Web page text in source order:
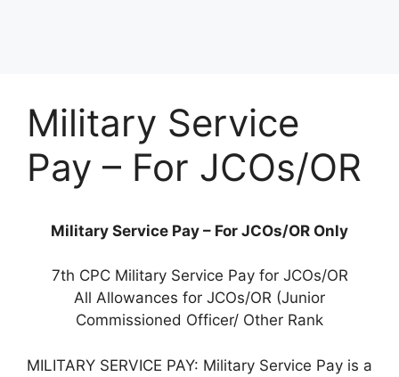
Military Service
Pay – For JCOs/OR
Military Service Pay – For JCOs/OR Only
7th CPC Military Service Pay for JCOs/OR
All Allowances for JCOs/OR (Junior
Commissioned Officer/ Other Rank
MILITARY SERVICE PAY: Military Service Pay is a